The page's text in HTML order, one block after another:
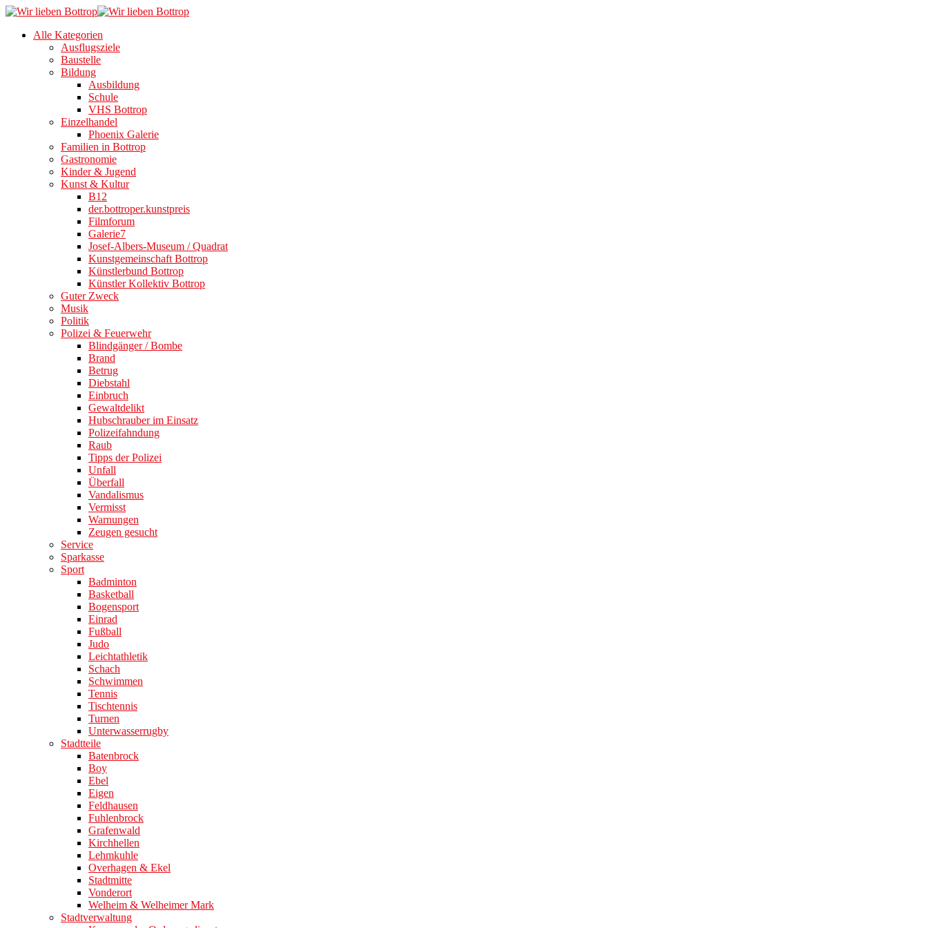
Alle Kategorien
Ausflugsziele
Baustelle
Bildung
Ausbildung
Schule
VHS Bottrop
Einzelhandel
Phoenix Galerie
Familien in Bottrop
Gastronomie
Kinder & Jugend
Kunst & Kultur
B12
der.bottroper.kunstpreis
Filmforum
Galerie7
Josef-Albers-Museum / Quadrat
Kunstgemeinschaft Bottrop
Künstlerbund Bottrop
Künstler Kollektiv Bottrop
Guter Zweck
Musik
Politik
Polizei & Feuerwehr
Blindgänger / Bombe
Brand
Betrug
Diebstahl
Einbruch
Gewaltdelikt
Hubschrauber im Einsatz
Polizeifahndung
Raub
Tipps der Polizei
Unfall
Überfall
Vandalismus
Vermisst
Warnungen
Zeugen gesucht
Service
Sparkasse
Sport
Badminton
Basketball
Bogensport
Einrad
Fußball
Judo
Leichtathletik
Schach
Schwimmen
Tennis
Tischtennis
Turnen
Unterwasserrugby
Stadtteile
Batenbrock
Boy
Ebel
Eigen
Feldhausen
Fuhlenbrock
Grafenwald
Kirchhellen
Lehmkuhle
Overhagen & Ekel
Stadtmitte
Vonderort
Welheim & Welheimer Mark
Stadtverwaltung